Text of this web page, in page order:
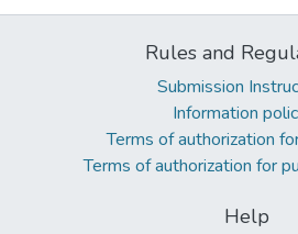
Rules and
Submission
Information
Terms of authorization
Terms of authorization for
Help